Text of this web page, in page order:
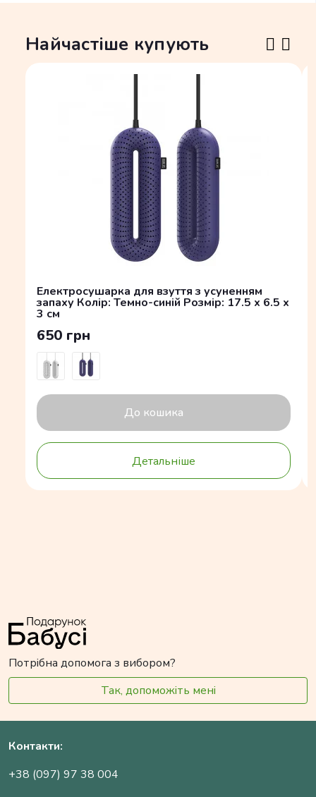
Найчастіше купують
Електросушарка для взуття з усуненням
запаху Колір: Темно-синій Розмір: 17.5 x 6.5 x
3 см
650 грн
До кошика
Детальніше
Потрібна допомога з вибором?
Так, допоможіть мені
Контакти:
+38 (097) 97 38 004